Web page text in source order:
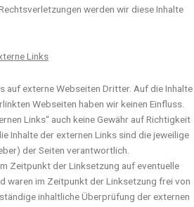
werden wir diese Inhalte
Links
auf externe Webseiten Dritter. Auf die Inhalte
Webseiten haben wir keinen Einfluss.
Links“ auch keine Gewähr auf Richtigkeit
Inhalte der externen Links sind die jeweilige
der Seiten verantwortlich.
Zeitpunkt der Linksetzung auf eventuelle
waren im Zeitpunkt der Linksetzung frei von
inhaltliche Überprüfung der externen